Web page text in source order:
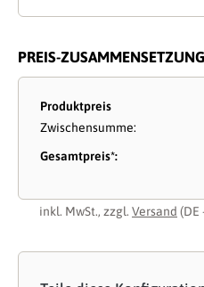
PREIS-ZUSAMMENSETZUNG
Produktpreis
Zwischensumme:
Gesamtpreis*:
inkl. MwSt., zzgl. Versand (DE